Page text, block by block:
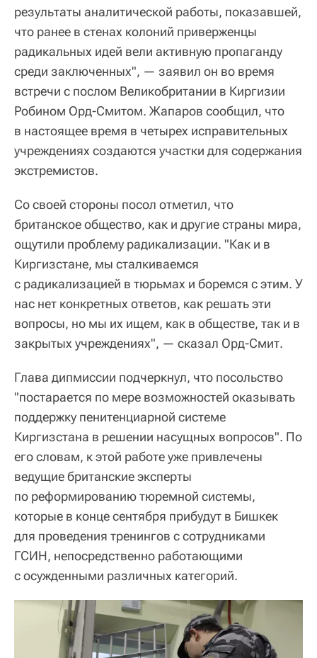
результаты аналитической работы, показавшей,
что ранее в стенах колоний приверженцы
радикальных идей вели активную пропаганду
среди заключенных", — заявил он во время
встречи с послом Великобритании в Киргизии
Робином Орд-Смитом. Жапаров сообщил, что
в настоящее время в четырех исправительных
учреждениях создаются участки для содержания
экстремистов.
Со своей стороны посол отметил, что
британское общество, как и другие страны мира,
ощутили проблему радикализации. "Как и в
Киргизстане, мы сталкиваемся
с радикализацией в тюрьмах и боремся с этим. У
нас нет конкретных ответов, как решать эти
вопросы, но мы их ищем, как в обществе, так и в
закрытых учреждениях", — сказал Орд-Смит.
Глава дипмиссии подчеркнул, что посольство
"постарается по мере возможностей оказывать
поддержку пенитенциарной системе
Киргизстана в решении насущных вопросов". По
его словам, к этой работе уже привлечены
ведущие британские эксперты
по реформированию тюремной системы,
которые в конце сентября прибудут в Бишкек
для проведения тренингов с сотрудниками
ГСИН, непосредственно работающими
с осужденными различных категорий.